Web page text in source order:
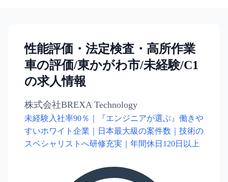
性能評価・法定検査・高所作業
車の評価/東かがわ市/未経験/C1
の求人情報
株式会社BREXA Technology
未経験入社率90％｜『エンジニアが選ぶ』働きや
すいホワイト企業｜日本最大級の案件数｜技術の
スペシャリストへ研修充実｜年間休日120日以上